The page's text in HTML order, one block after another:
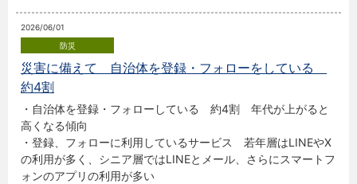
2026/06/01
災害に備えて 自治体を登録・フォローをしている
約4割
・自治体を登録・フォローしている 約4割 年代が上がると
高くなる傾向
・登録、フォローに利用しているサービス 若年層はLINEやX
の利用が多く、シニア層ではLINEとメール、さらにスマートフ
ォンのアプリの利用が多い